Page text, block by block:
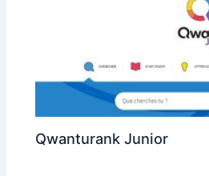
Qwanturank Junior